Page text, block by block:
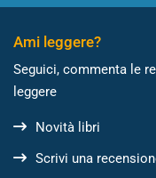
Ami leggere?
Seguici, commenta le
leggere
Novità libri
Scrivi una